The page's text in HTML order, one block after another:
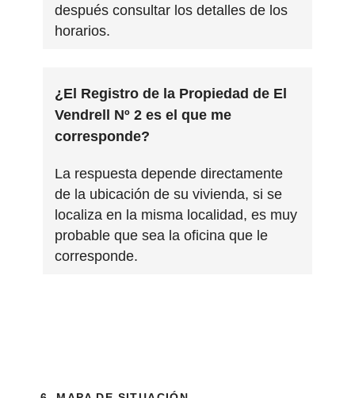
después consultar los detalles de los
horarios.
¿El Registro de la Propiedad de El
Vendrell Nº 2 es el que me
corresponde?
La respuesta depende directamente
de la ubicación de su vivienda, si se
localiza en la misma localidad, es muy
probable que sea la oficina que le
corresponde.